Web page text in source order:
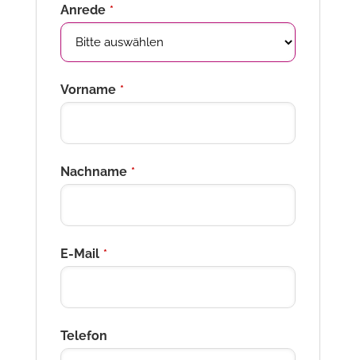
Anrede *
Vorname *
Nachname *
E-Mail *
Telefon